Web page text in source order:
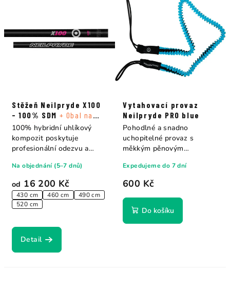
Stěžeň Neilpryde X100
- 100% SDM + Obal na
stěžeň
od 16 200 Kč
430 cm 460 cm
490 cm
520 cm
Na objednání (5–7 dnů)
Detail
100% hybridní uhlíkový
kompozit poskytuje
profesionální odezvu a
Vytahovací provaz
Neilpryde PRO blue
600 Kč
Expedujeme do 7 dní
Do košíku
Pohodlné a snadno
uchopitelné provaz s
měkkým pěnovým
rotuje a...